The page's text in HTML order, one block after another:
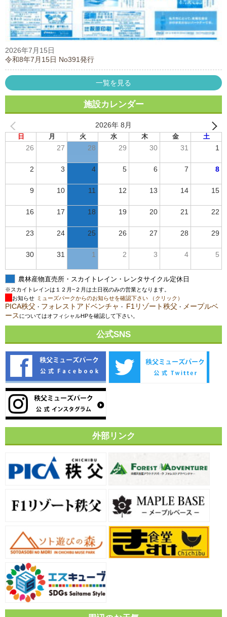
2026年7月15日
令和8年7月15日 No391発行
一覧を見る
施設カレンダー
2026年 8月
日 月 火 水 木 金 土
26 27 28 29 30 31 1
2 3 4 5 6 7 8
9 10 11 12 13 14 15
16 17 18 19 20 21 22
23 24 25 26 27 28 29
30 31 1 2 3 4 5
農林産物直売所・スカイトレイン・レンタサイクル定休日
※スカイトレインは１２月~２月は土日祝のみの営業となります。
お知らせ ミューズパークからのお知らせを確認下さい （クリック）
PICA秩父 ・ フォレストアドベンチャ ・ F1リゾート秩父 ・ メープルベ
ース についてはオフィシャルHPを確認して下さい。
公式SNS
外部リンク